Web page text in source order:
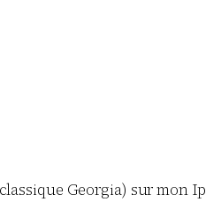
Georgia) sur mon